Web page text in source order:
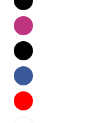
English
Pilipino
ภาษาไทย